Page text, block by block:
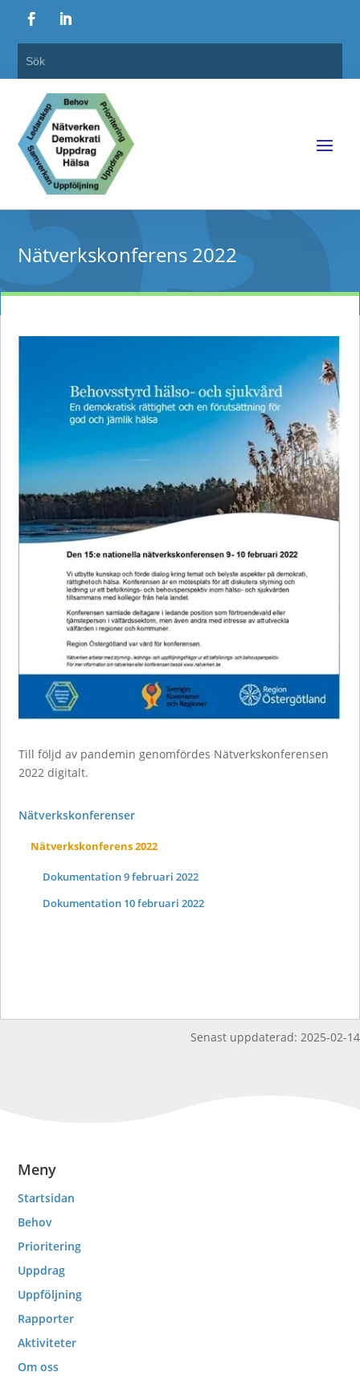
Nätverkskonferens 2022
Till följd av pandemin genomfördes Nätverkskonferensen
2022 digitalt.
Nätverkskonferenser
Nätverkskonferens 2022
Dokumentation 9 februari 2022
Dokumentation 10 februari 2022
Senast uppdaterad: 2025-02-14
Meny
Startsidan
Behov
Prioritering
Uppdrag
Uppföljning
Rapporter
Aktiviteter
Om oss